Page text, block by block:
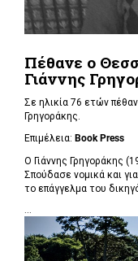
Πέθανε ο
Γιάννης
Σε ηλικία 76 ετών
Γρηγοράκης.
Επιμέλεια: Book Press
Ο Γιάννης Γρηγοράκης
Σπούδασε νομικά και
το επάγγελμα του
...